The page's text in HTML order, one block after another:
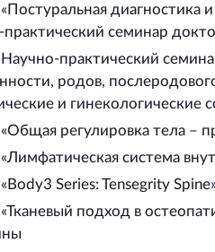
диагностика
практический семинар
практический
родов,
и гинекологические
регулировка тела –
система
Series: Tensegrity
подход в